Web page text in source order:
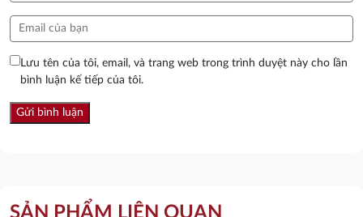
Lưu tên của tôi, email, và trang web trong trình duyệt này cho lần
bình luận kế tiếp của tôi.
SẢN PHẨM LIÊN QUAN